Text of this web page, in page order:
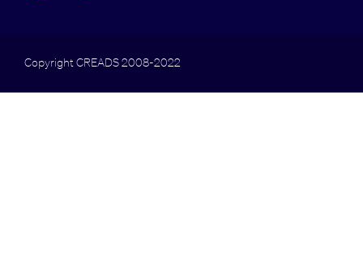
Copyright CREADS 2008-2022